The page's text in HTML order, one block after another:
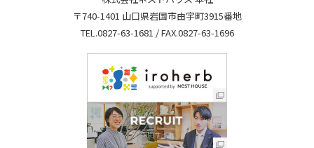
〒740-1401 山口県岩国市由宇町3915番地
TEL.0827-63-1681 / FAX.0827-63-1696